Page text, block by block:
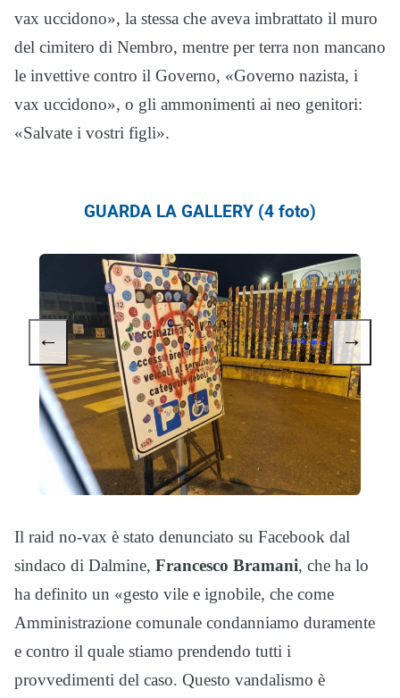
vax uccidono», la stessa che aveva imbrattato il muro
del cimitero di Nembro, mentre per terra non mancano
le invettive contro il Governo, «Governo nazista, i
vax uccidono», o gli ammonimenti ai neo genitori:
«Salvate i vostri figli».
GUARDA LA GALLERY (4 foto)
← →
Il raid no-vax è stato denunciato su Facebook dal
sindaco di Dalmine, Francesco Bramani, che ha lo
ha definito un «gesto vile e ignobile, che come
Amministrazione comunale condanniamo duramente
e contro il quale stiamo prendendo tutti i
provvedimenti del caso. Questo vandalismo è